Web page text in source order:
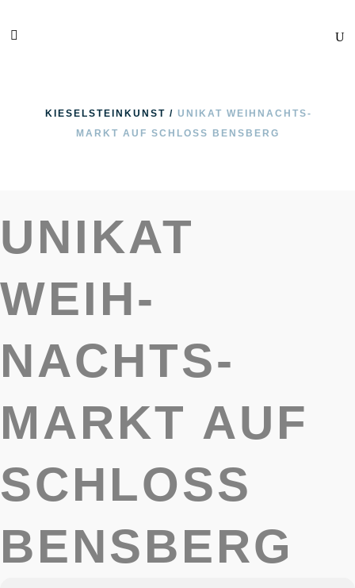
KIESELSTEINKUNST / UNIKAT WEIH­NACHTS­
MARKT AUF SCHLOSS BENSBERG
UNIKAT
WEIH­
NACHTS­
MARKT AUF
SCHLOSS
BENSBERG